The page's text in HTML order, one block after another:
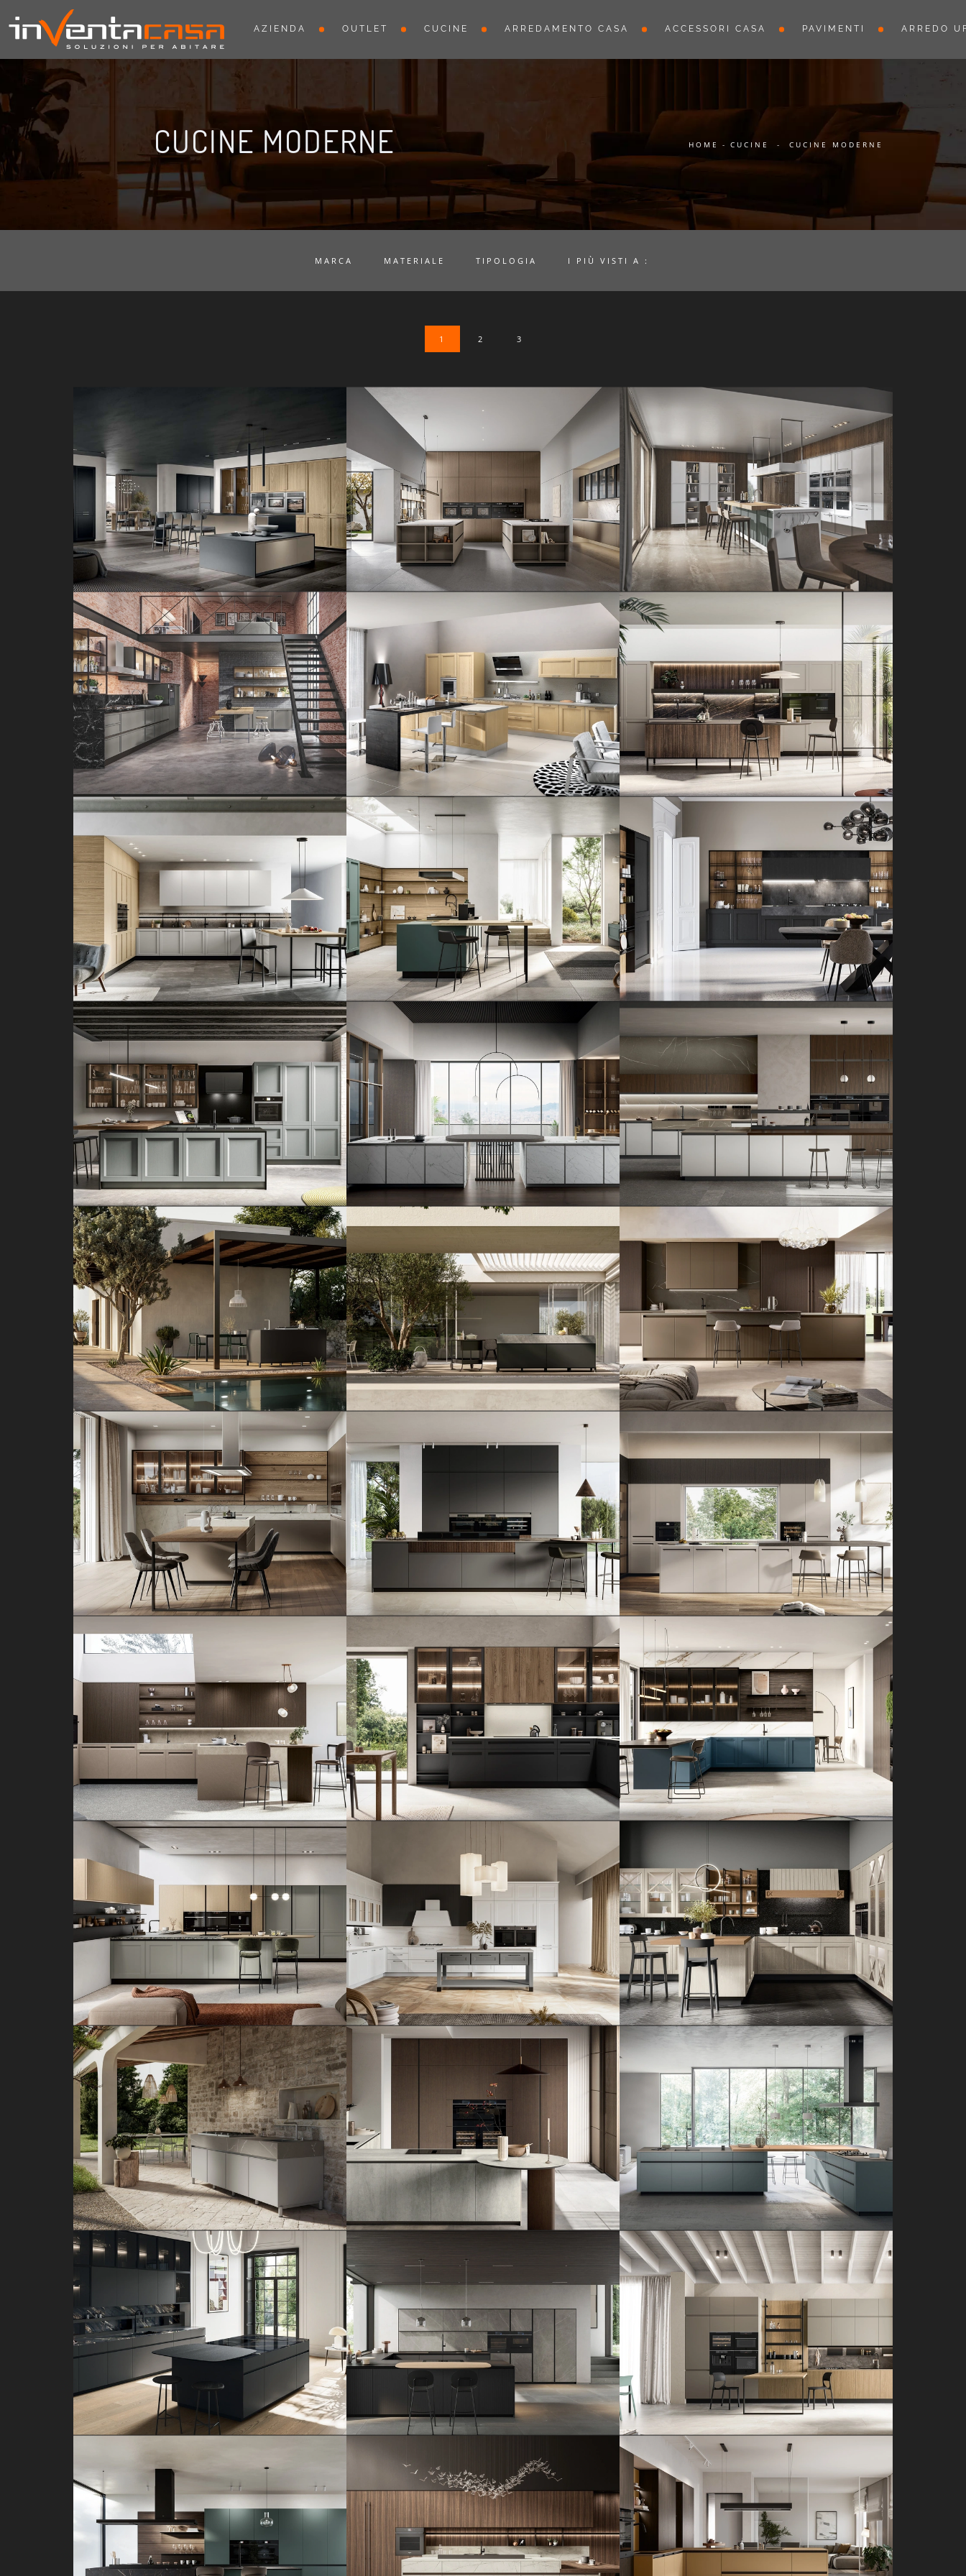
AZIENDA OUTLET CUCINE ARREDAMENTO CASA ACCESSORI CASA PAVIMENTI ARREDO
CUCINE MODERNE HOME - CUCINE - CUCINE MODERNE
MARCA MATERIALE TIPOLOGIA I PIÙ VISTI A :
1 2 3